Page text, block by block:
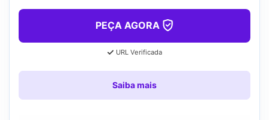
PEÇA AGORA
URL Verificada
Saiba mais